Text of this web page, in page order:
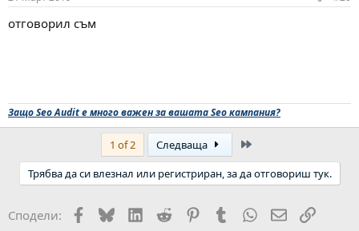
отговорил съм
Защо Seo Audit е много важен за вашата Seo кампания?
1 of 2 Следваща
Трябва да си влезнал или регистриран, за да отговориш тук.
Сподели: Facebook
BlueskyLinkedIn
Reddit PinterestTumblr WhatsApp
EmailLink